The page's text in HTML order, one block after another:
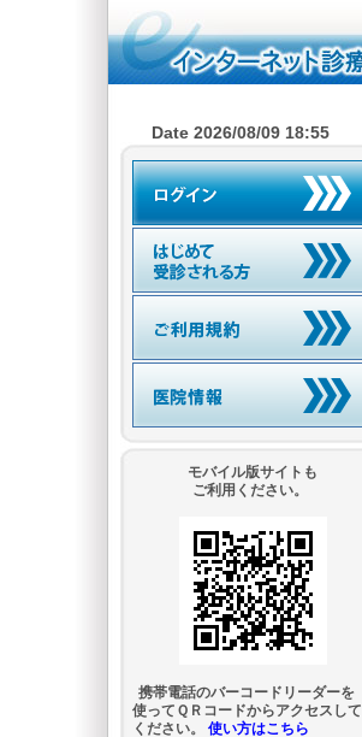
Date 2026/08/09 18:55
モバイル版サイトも
ご利用ください。
携帯電話のバーコードリーダーを
使ってＱＲコードからアクセスして
ください。 使い方はこちら